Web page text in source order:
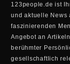
123people.de ist
und aktuelle News
faszinierenden
Angebot an
berühmter
gesellschaftlich